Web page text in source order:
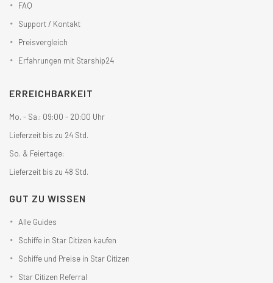
FAQ
Support / Kontakt
Preisvergleich
Erfahrungen mit Starship24
ERREICHBARKEIT
Mo. - Sa.: 09:00 - 20:00 Uhr
Lieferzeit bis zu 24 Std.
So. & Feiertage:
Lieferzeit bis zu 48 Std.
GUT ZU WISSEN
Alle Guides
Schiffe in Star Citizen kaufen
Schiffe und Preise in Star Citizen
Star Citizen Referral